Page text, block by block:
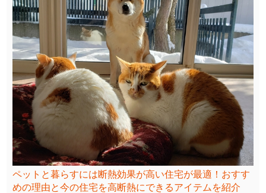
ペットと暮らすには断熱効果が高い住宅が最適！おすす
めの理由と今の住宅を高断熱にできるアイテムを紹介